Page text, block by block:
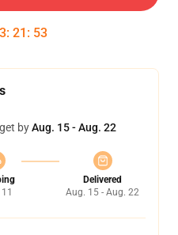
: 21 : 53
byAug. 15 - Aug. 22
Delivered
Aug. 15 - Aug. 22